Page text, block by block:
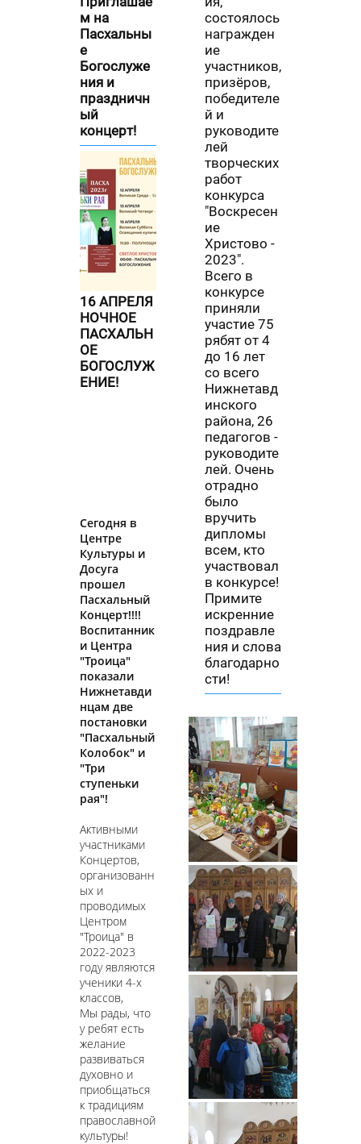
м на
Пасхальны
е
Богослуже
ния и
праздничн
ый
концерт!
16 АПРЕЛЯ
НОЧНОЕ
ПАСХАЛЬН
ОЕ
БОГОСЛУЖ
ЕНИЕ!
Сегодня в
Центре
Культуры и
Досуга
прошел
Пасхальный
Концерт!!!!
Воспитанник
и Центра
"Троица"
показали
Нижнетавди
нцам две
постановки
"Пасхальный
Колобок" и
"Три
ступеньки
рая"!
Активными
участниками
Концертов,
организованн
ых и
проводимых
Центром
"Троица" в
2022-2023
году являются
ученики 4-х
классов,
Мы рады, что
у ребят есть
желание
развиваться
духовно и
приобщаться
к традициям
православной
культуры!
состоялось
награжден
ие
участников,
призёров,
победителе
й и
руководите
лей
творческих
работ
конкурса
"Воскресен
ие
Христово -
2023".
Всего в
конкурсе
приняли
участие 75
рябят от 4
до 16 лет
со всего
Нижнетавд
инского
района, 26
педагогов -
руководите
лей. Очень
отрадно
было
вручить
дипломы
всем, кто
участвовал
в конкурсе!
Примите
искренние
поздравле
ния и слова
благодарно
сти!